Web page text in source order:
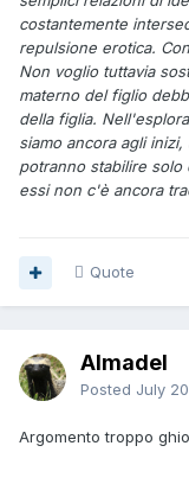
costantemente
repulsione erotica.
Non voglio tuttavia
materno del figlio
della figlia.
siamo ancora agli
potranno stabilire solo
essi non c'è ancora
Quote
Almadel
Posted July
Argomento troppo